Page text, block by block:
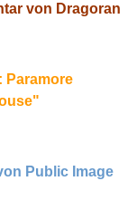
von Dragoran
Paramore
Public Image